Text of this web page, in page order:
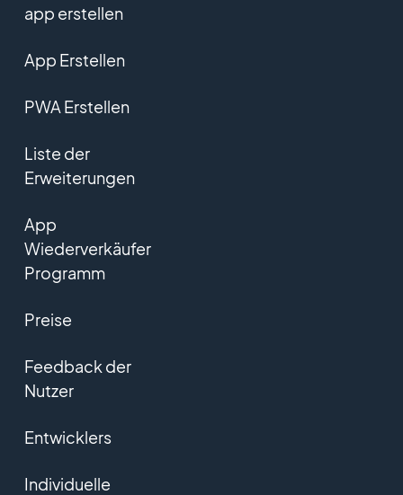
app erstellen
App Erstellen
PWA Erstellen
Liste der
Erweiterungen
App
Wiederverkäufer
Programm
Preise
Feedback der
Nutzer
Entwicklers
Individuelle